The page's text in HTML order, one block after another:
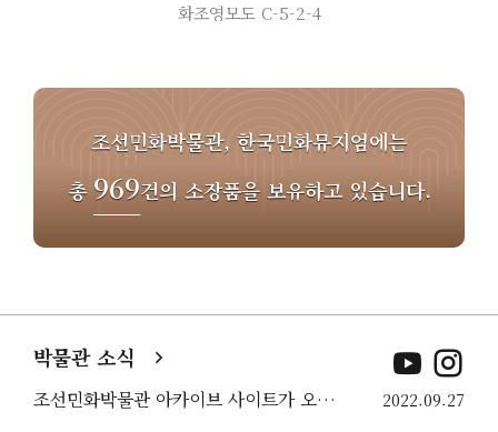
화조영모도 C-5-2-4
조선민화박물관, 한국민화뮤지엄에는
총969건의 소장품을 보유하고 있습니다.
박물관 소식
조선민화박물관 아카이브 사이트가 오픈되었습니다 2022.09.27